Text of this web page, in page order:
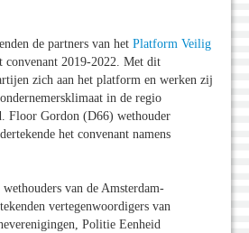
de partners van het Platform Veilig
convenant 2019-2022. Met dit
zich aan het platform en werken zij
in de regio
Floor Gordon (D66) wethouder
het convenant namens
wethouders van de Amsterdam-
vertegenwoordigers van
Politie Eenheid